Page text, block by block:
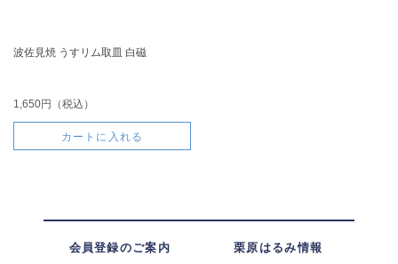
波佐見焼 うすリム取皿 白磁
1,650円（税込）
カートに入れる
会員登録のご案内 栗原はるみ情報